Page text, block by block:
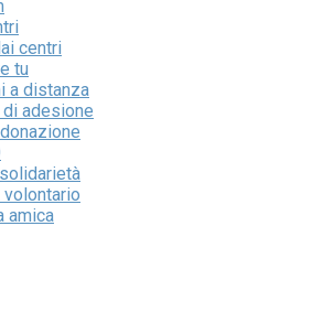
centri
tu
a distanza
adesione
volontario
amica